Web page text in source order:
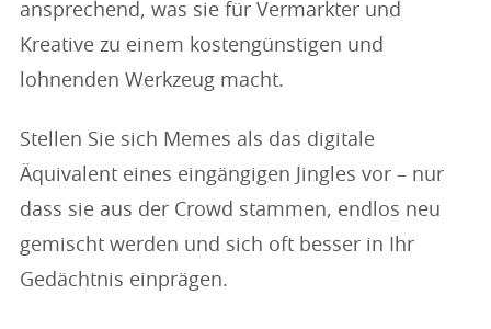
ansprechend, was sie für Vermarkter und
Kreative zu einem kostengünstigen und
lohnenden Werkzeug macht.
Stellen Sie sich Memes als das digitale
Äquivalent eines eingängigen Jingles vor – nur
dass sie aus der Crowd stammen, endlos neu
gemischt werden und sich oft besser in Ihr
Gedächtnis einprägen.